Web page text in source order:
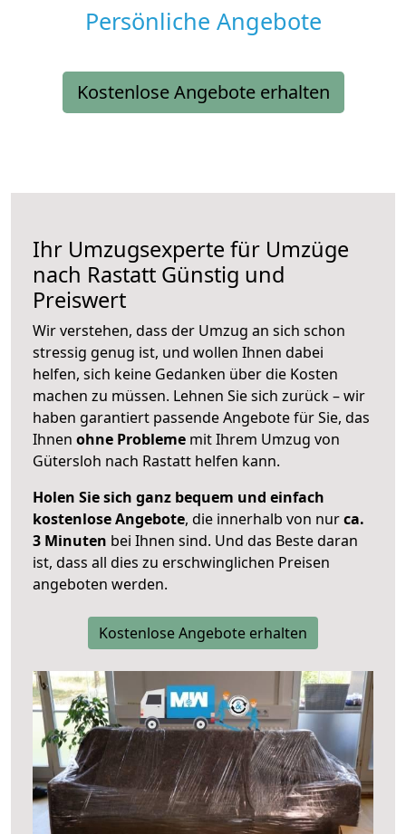
Persönliche Angebote
Kostenlose Angebote erhalten
Ihr Umzugsexperte für Umzüge
nach Rastatt Günstig und
Preiswert
Wir verstehen, dass der Umzug an sich schon
stressig genug ist, und wollen Ihnen dabei
helfen, sich keine Gedanken über die Kosten
machen zu müssen. Lehnen Sie sich zurück – wir
haben garantiert passende Angebote für Sie, das
Ihnen ohne Probleme mit Ihrem Umzug von
Gütersloh nach Rastatt helfen kann.
Holen Sie sich ganz bequem und einfach
kostenlose Angebote, die innerhalb von nurca.
3 Minuten bei Ihnen sind. Und das Beste daran
ist, dass all dies zu erschwinglichen Preisen
angeboten werden.
Kostenlose Angebote erhalten